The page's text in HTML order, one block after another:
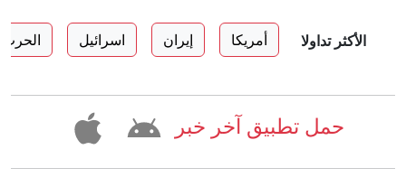
الأكثر تداولا أمريكا إيران اسرائيل
حمل تطبيق آخر خبر